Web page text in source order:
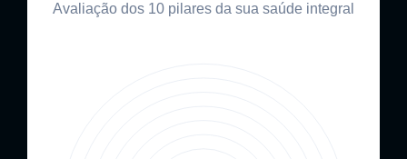
Avaliação dos 10 pilares da sua saúde integral